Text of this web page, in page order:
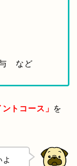
与 など
ントコース」 を